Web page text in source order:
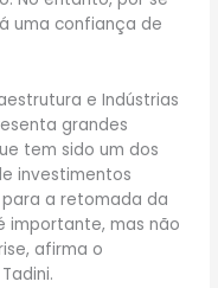
uma confiança de
e Indústrias
grandes
tem sido um dos
investimentos
a retomada da
importante, mas não
afirma o